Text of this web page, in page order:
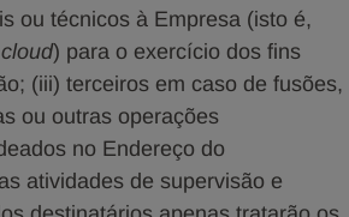
ou técnicos à Empresa (isto é,
cloud) para o exercício dos fins
(iii) terceiros em caso de fusões,
ou outras operações
no Endereço do
atividades de supervisão e